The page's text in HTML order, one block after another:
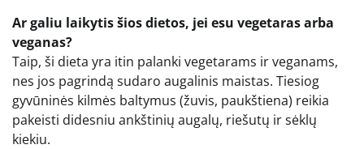
Ar galiu laikytis šios dietos, jei esu vegetaras arba
veganas?
Taip, ši dieta yra itin palanki vegetarams ir veganams,
nes jos pagrindą sudaro augalinis maistas. Tiesiog
gyvūninės kilmės baltymus (žuvis, paukštiena) reikia
pakeisti didesniu ankštinių augalų, riešutų ir sėklų
kiekiu.